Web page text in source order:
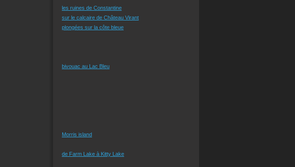
les ruines de Constantine
sur le calcaire de Château Virant
plongées sur la côte bleue
bivouac au Lac Bleu
Morris island
de Farm Lake à Kitty Lake